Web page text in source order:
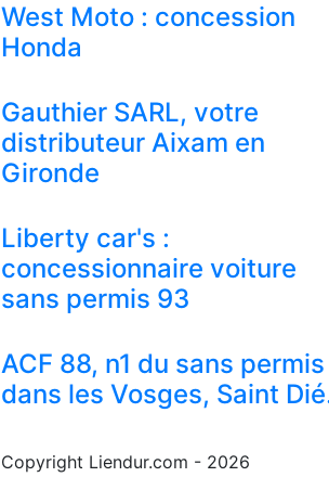
West Moto : concession
Honda
Gauthier SARL, votre
distributeur Aixam en
Gironde
Liberty car's :
concessionnaire voiture
sans permis 93
ACF 88, n1 du sans permis
dans les Vosges, Saint
Copyright Liendur.com - 2026